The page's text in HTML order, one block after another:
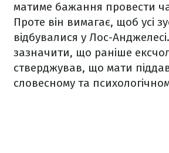
матиме бажання провести
Проте він вимагає, щоб усі
відбувалися у Лос-
зазначити, що раніше
стверджував, що мати
словесному та